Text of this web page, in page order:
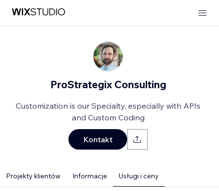
ProStrategix Consulting
Customization is our Specialty, especially with APIs
and Custom Coding
Kontakt
Projekty klientów Informacje Usługi i ceny